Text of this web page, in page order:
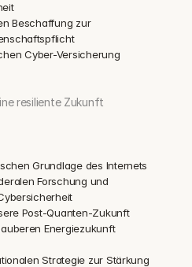
Beschaffung zur
Cyber-Versicherung
resiliente Zukunft
Grundlage des Internets
Forschung und
Post-Quanten-Zukunft
Energiezukunft
Strategie zur Stärkung